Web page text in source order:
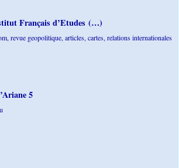
Français d’Etudes (…)
revue geopolitique, articles, cartes, relations internationales
5